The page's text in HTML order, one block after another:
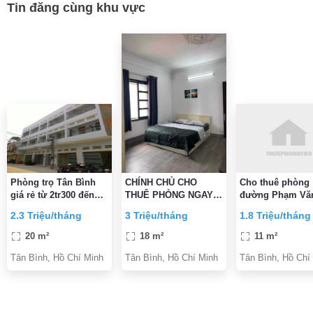
Tin đăng cùng khu vực
Phòng trọ Tân Bình
giá rẻ từ 2tr300 đến
2.3 Triệu/tháng
20 m²
Tân Bình, Hồ Chí Minh
CHÍNH CHỦ CHO
THUÊ PHÒNG NGAY
ĐẦY ĐỦ TIỆN
NGHI,VỆ SINH TRONG
3 Triệu/tháng
18 m²
Tân Bình, Hồ Chí Minh
Cho thuê phòng
đường Phạm
Bình gần CMT8
Bình
1.8 Triệu/tháng
11 m²
Tân Bình, Hồ Chí